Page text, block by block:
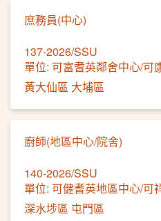
庶務員(中心)
137-2026/SSU
單位: 可富耆英鄰舍中心/可
黃大仙區 大埔區
廚師(地區中心/院舍)
140-2026/SSU
單位: 可健耆英地區中心/可
深水埗區 屯門區